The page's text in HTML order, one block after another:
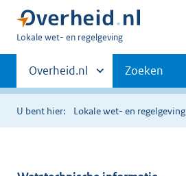
U
hier:
Lokale wet- en regelgeving
Primaire
navigatie
Andere
sites
binnen
Overheid.nl Zoeken
U bent hier: Lokale wet- en regelgeving